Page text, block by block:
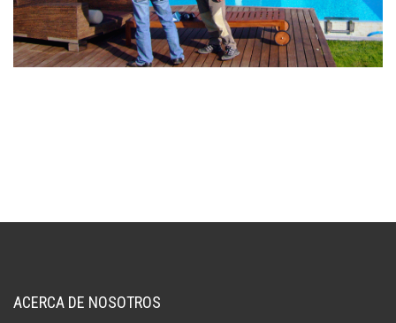
ACERCA DE NOSOTROS